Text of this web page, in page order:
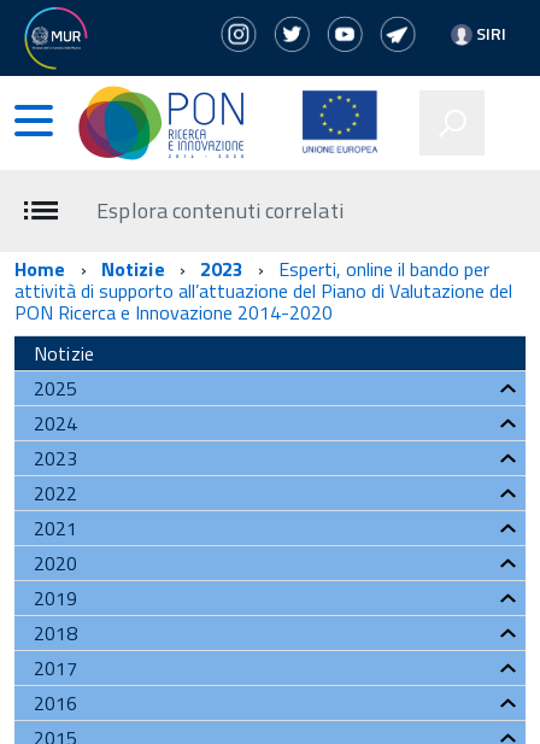
SIRI
Esplora contenuti correlati
Home Notizie 2023 Esperti, online il bando per
attività di supporto all’attuazione del Piano di Valutazione del
PON Ricerca e Innovazione 2014-2020
Notizie
2025
2024
2023
2022
2021
2020
2019
2018
2017
2016
2015